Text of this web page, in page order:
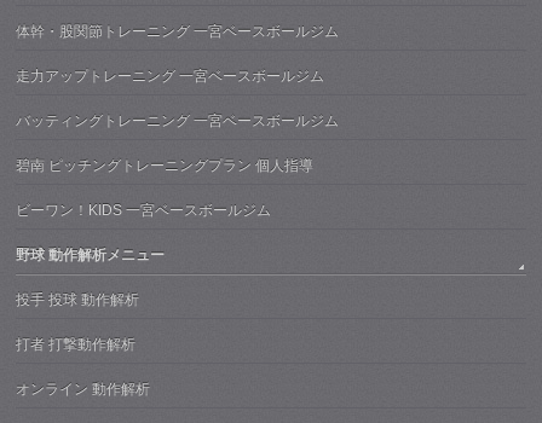
体幹・股関節トレーニング 一宮ベースボールジム
走力アップトレーニング 一宮ベースボールジム
バッティングトレーニング 一宮ベースボールジム
碧南 ピッチングトレーニングプラン 個人指導
ビーワン！KIDS 一宮ベースボールジム
野球 動作解析メニュー
投手 投球 動作解析
打者 打撃動作解析
オンライン 動作解析